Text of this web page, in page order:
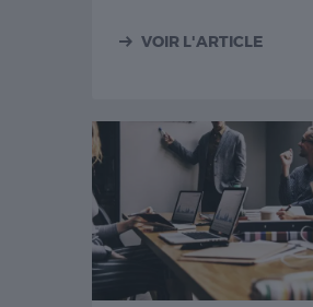
VOIR L'ARTICLE